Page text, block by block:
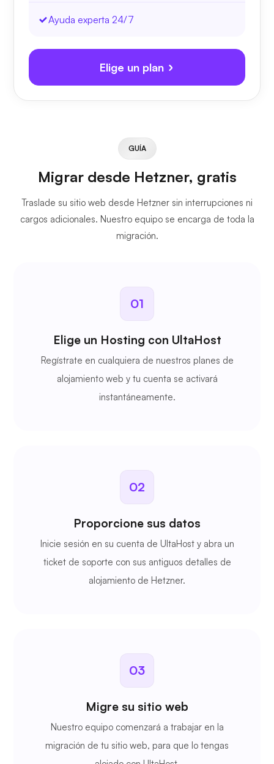
Ayuda experta 24/7
Elige un plan
GUÍA
Migrar desde Hetzner, gratis
Traslade su sitio web desde Hetzner sin interrupciones ni
cargos adicionales. Nuestro equipo se encarga de toda la
migración.
01
Elige un Hosting con UltaHost
Regístrate en cualquiera de nuestros planes de
alojamiento web y tu cuenta se activará
instantáneamente.
02
Proporcione sus datos
Inicie sesión en su cuenta de UltaHost y abra un
ticket de soporte con sus antiguos detalles de
alojamiento de Hetzner.
03
Migre su sitio web
Nuestro equipo comenzará a trabajar en la
migración de tu sitio web, para que lo tengas